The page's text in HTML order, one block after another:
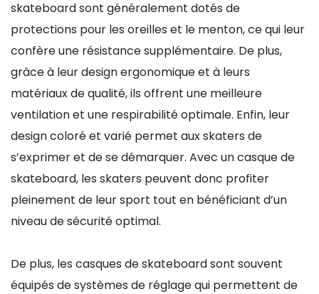
skateboard sont généralement dotés de
protections pour les oreilles et le menton, ce qui leur
confère une résistance supplémentaire. De plus,
grâce à leur design ergonomique et à leurs
matériaux de qualité, ils offrent une meilleure
ventilation et une respirabilité optimale. Enfin, leur
design coloré et varié permet aux skaters de
s’exprimer et de se démarquer. Avec un casque de
skateboard, les skaters peuvent donc profiter
pleinement de leur sport tout en bénéficiant d’un
niveau de sécurité optimal.
De plus, les casques de skateboard sont souvent
équipés de systèmes de réglage qui permettent de